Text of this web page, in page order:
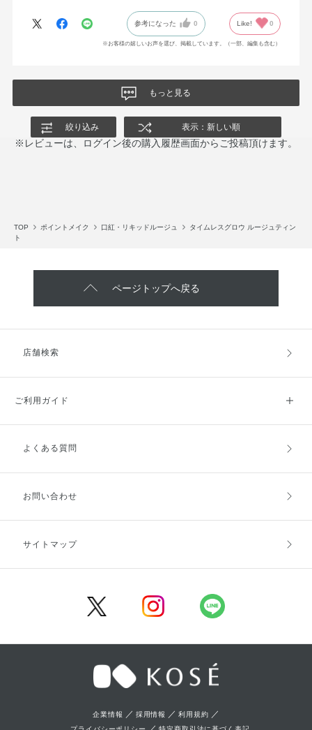
参考になった 0 Like! 0
※お客様の嬉しいお声を選び、掲載しています。（一部、編集も含む）
もっと見る
絞り込み 表示：新しい順
※レビューは、ログイン後の購入履歴画面からご投稿頂けます。
TOP ポイントメイク 口紅・リキッドルージュ
タイムレスグロウ ルージュティン
ト
ページトップへ戻る
店舗検索
ご利用ガイド
ご利用ガイドトップ
お支払方法
キャンセル・返品・交換
よくある質問
お問い合わせ
サイトマップ
企業情報 ／ 採用情報 ／利用規約 ／